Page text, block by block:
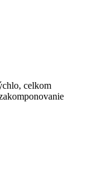
celkom